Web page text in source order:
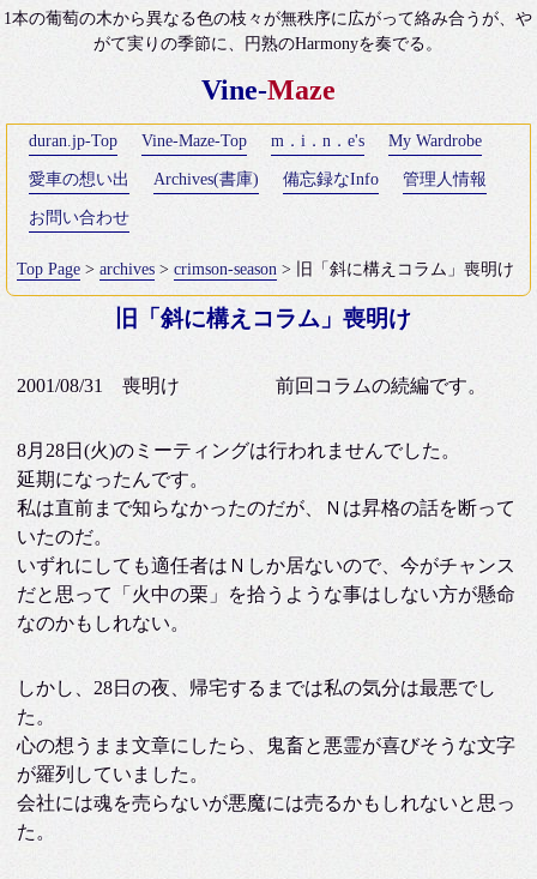
1本の葡萄の木から異なる色の枝々が無秩序に広がって絡み合うが、や
がて実りの季節に、円熟のHarmonyを奏でる。
Vine-Maze
duran.jp-Top Vine-Maze-Top m．i．n．e's My Wardrobe
愛車の想い出 Archives(書庫) 備忘録なInfo 管理人情報
お問い合わせ
Top Page >archives >crimson-season > 旧「斜に構えコラム」喪明け
旧「斜に構えコラム」喪明け
2001/08/31 喪明け 前回コラムの続編です。
8月28日(火)のミーティングは行われませんでした。
延期になったんです。
私は直前まで知らなかったのだが、Ｎは昇格の話を断って
いたのだ。
いずれにしても適任者はＮしか居ないので、今がチャンス
だと思って「火中の栗」を拾うような事はしない方が懸命
なのかもしれない。
しかし、28日の夜、帰宅するまでは私の気分は最悪でし
た。
心の想うまま文章にしたら、鬼畜と悪霊が喜びそうな文字
が羅列していました。
会社には魂を売らないが悪魔には売るかもしれないと思っ
た。